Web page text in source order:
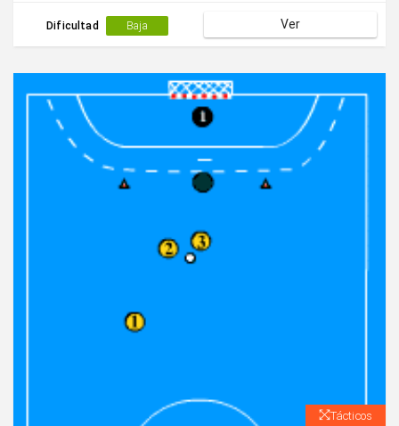
Dificultad Baja Ver
Tácticos